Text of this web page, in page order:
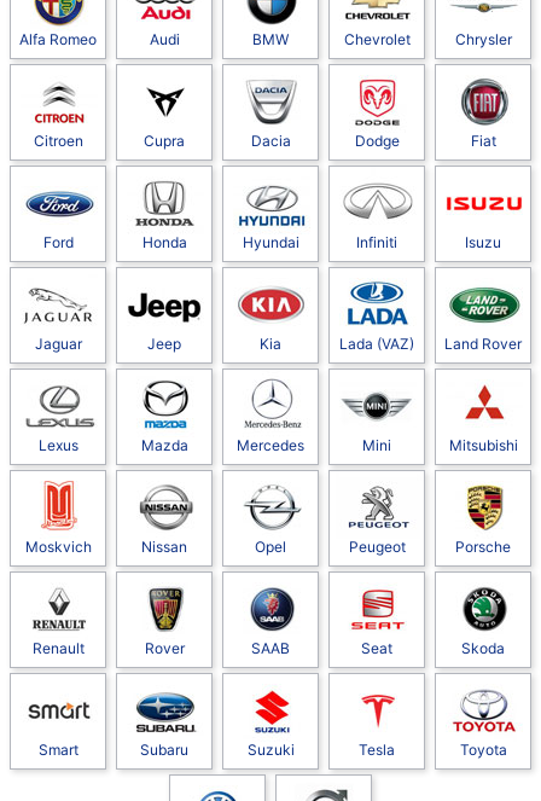
Alfa Romeo Audi BMW Chevrolet Chrysler
Citroen Cupra Dacia Dodge Fiat
Ford Honda Hyundai Infiniti Isuzu
Jaguar Jeep Kia Lada (VAZ) Land Rover
Lexus Mazda Mercedes Mini Mitsubishi
Moskvich Nissan Opel Peugeot Porsche
Renault Rover SAAB Seat Skoda
Smart Subaru Suzuki Tesla Toyota